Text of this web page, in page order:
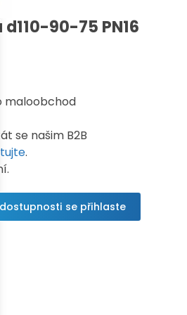
90-75 PN16
maloobchod
se našim B2B
.
se přihlaste